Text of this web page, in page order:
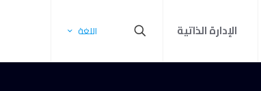
الإدارة الذاتية اللغة